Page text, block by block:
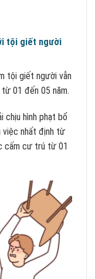
tội giết người
tội giết người vẫn
01 đến 05 năm.
chịu hình phạt bổ
việc nhất định từ
cấm cư trú từ 01